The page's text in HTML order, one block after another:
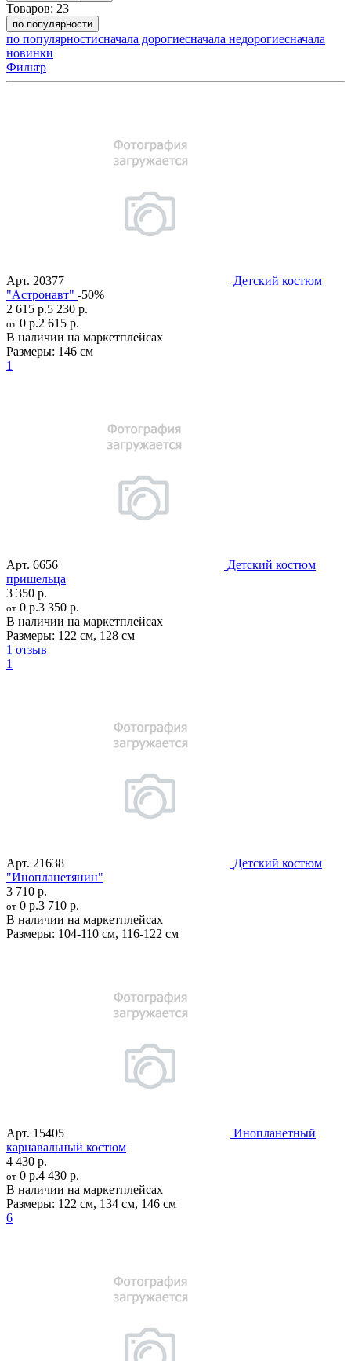
Товаров: 23
по популярности
по популярностисначала дорогиесначала недорогиесначала
новинки
Фильтр
Арт. 20377
Детский костюм
"Астронавт" -50%
2 615 р.5 230 р.
от 0 р.2 615 р.
В наличии на маркетплейсах
Размеры: 146 см
1
Арт. 6656
Детский костюм
пришельца
3 350 р.
от 0 р.3 350 р.
В наличии на маркетплейсах
Размеры: 122 см, 128 см
1 отзыв
1
Арт. 21638
Детский костюм
"Инопланетянин"
3 710 р.
от 0 р.3 710 р.
В наличии на маркетплейсах
Размеры: 104-110 см, 116-122 см
Арт. 15405
Инопланетный
карнавальный костюм
4 430 р.
от 0 р.4 430 р.
В наличии на маркетплейсах
Размеры: 122 см, 134 см, 146 см
6